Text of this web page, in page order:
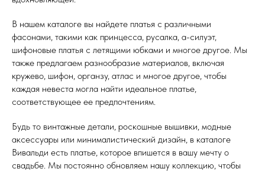
В нашем каталоге вы найдете платья с различными
фасонами, такими как принцесса, русалка, а-силуэт,
шифоновые платья с летящими юбками и многое другое. Мы
также предлагаем разнообразие материалов, включая
кружево, шифон, органзу, атлас и многое другое, чтобы
каждая невеста могла найти идеальное платье,
соответствующее ее предпочтениям.
Будь то винтажные детали, роскошные вышивки, модные
аксессуары или минималистический дизайн, в каталоге
Вивальди есть платье, которое впишется в вашу мечту о
свадьбе. Мы постоянно обновляем нашу коллекцию, чтобы